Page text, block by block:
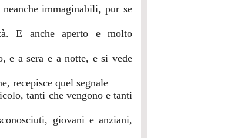
immaginabili, pur se
E anche aperto e molto
e a sera e a notte, e si vede
recepisce quel segnale
tanti che vengono e tanti
giovani e anziani,